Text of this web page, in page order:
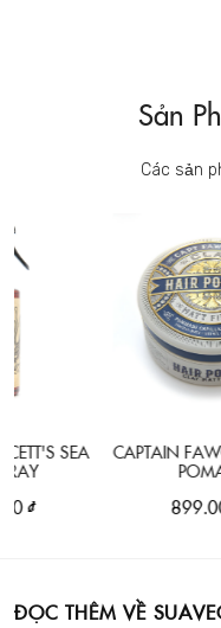
Sản
Các sản
SEA
CAPTAIN
POMADE
899.000
ĐỌC THÊM VỀ